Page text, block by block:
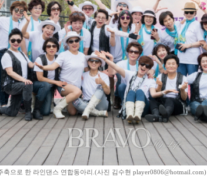
으로 한 라인댄스 연합동아리.(사진 김수현 player0806@hotmail.com)